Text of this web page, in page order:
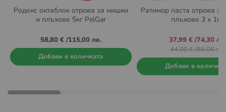
Родекс октаблок отрова за мишки
и плъхове 5кг PelGar
58,80 €/115,00 лв.
Добави в количката
Ратимор паста отрова
плъхове 3 x 1кг.
Промо
цена
37,99 €/74,30 лв.
44,00 €/86,06 лв.
Добави в